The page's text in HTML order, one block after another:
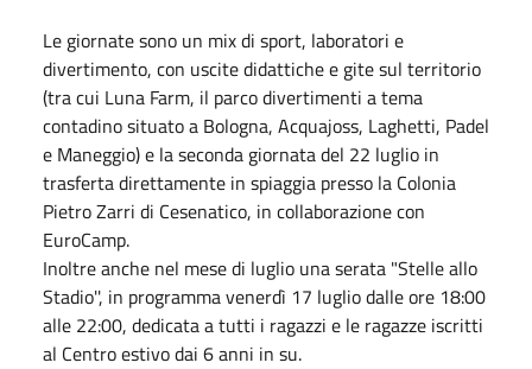
Le giornate sono un mix di sport, laboratori e
divertimento, con uscite didattiche e gite sul territorio
(tra cui Luna Farm, il parco divertimenti a tema
contadino situato a Bologna, Acquajoss, Laghetti, Padel
e Maneggio) e la seconda giornata del 22 luglio in
trasferta direttamente in spiaggia presso la Colonia
Pietro Zarri di Cesenatico, in collaborazione con
EuroCamp.
Inoltre anche nel mese di luglio una serata "Stelle allo
Stadio'', in programma venerdì 17 luglio dalle ore 18:00
alle 22:00, dedicata a tutti i ragazzi e le ragazze iscritti
al Centro estivo dai 6 anni in su.